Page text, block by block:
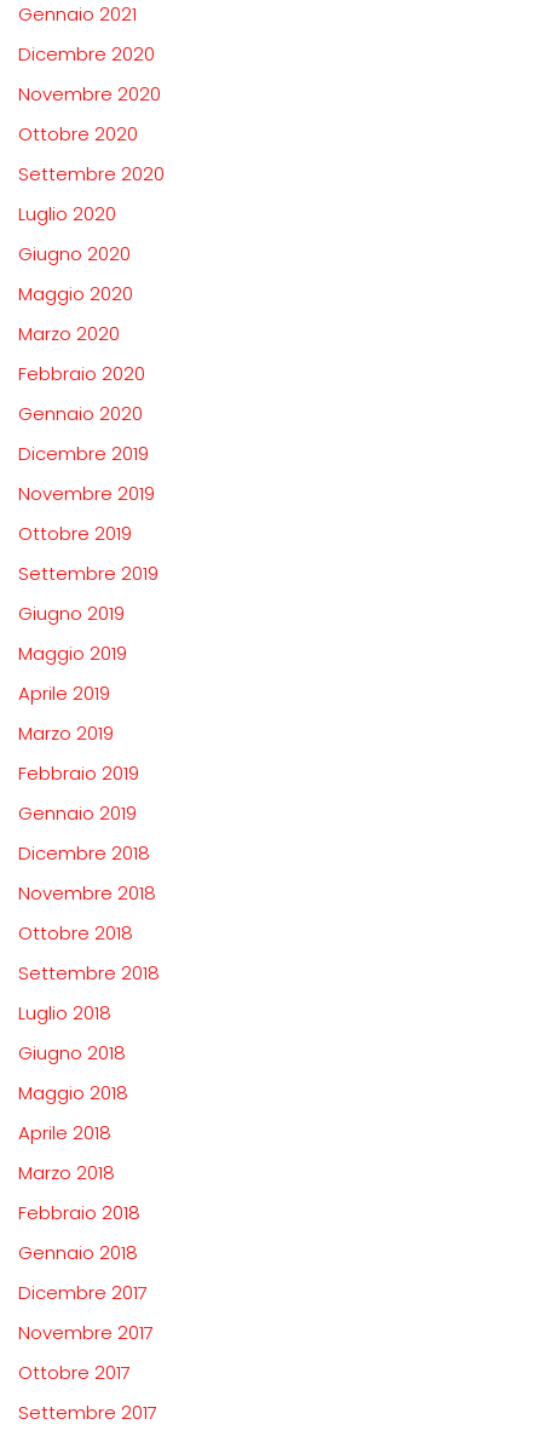
Gennaio 2021
Dicembre 2020
Novembre 2020
Ottobre 2020
Settembre 2020
Luglio 2020
Giugno 2020
Maggio 2020
Marzo 2020
Febbraio 2020
Gennaio 2020
Dicembre 2019
Novembre 2019
Ottobre 2019
Settembre 2019
Giugno 2019
Maggio 2019
Aprile 2019
Marzo 2019
Febbraio 2019
Gennaio 2019
Dicembre 2018
Novembre 2018
Ottobre 2018
Settembre 2018
Luglio 2018
Giugno 2018
Maggio 2018
Aprile 2018
Marzo 2018
Febbraio 2018
Gennaio 2018
Dicembre 2017
Novembre 2017
Ottobre 2017
Settembre 2017